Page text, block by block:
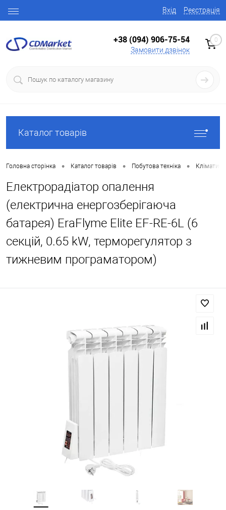
Вхід Реєстрація
+38 (094) 906-75-54
Замовити дзвінок
0
Каталог товарів
Головна сторінка • Каталог товарів • Побутова техніка •
Електрорадіатор опалення
(електрична енергозберігаюча
батарея) EraFlyme Elite EF-RE-6L (6
секцій, 0.65 kW, терморегулятор з
тижневим програматором)